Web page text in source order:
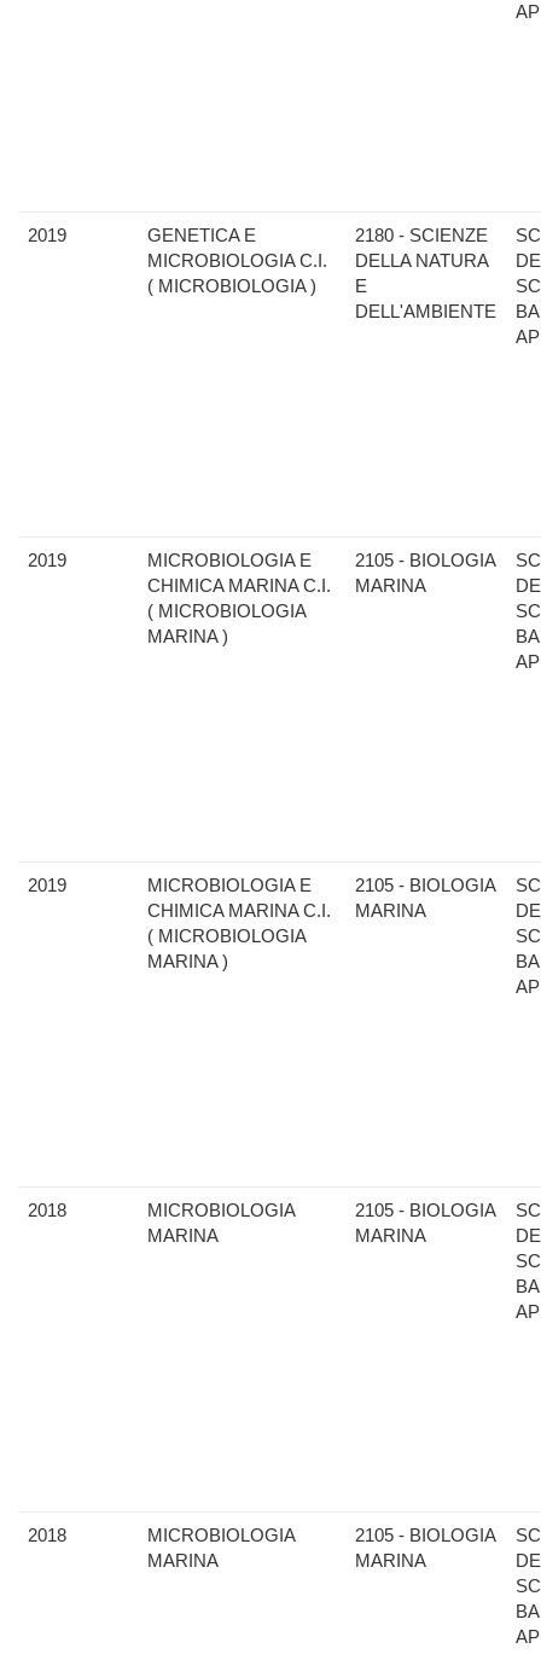
2019
GENETICA E
MICROBIOLOGIA C.I.
( MICROBIOLOGIA )
2180 - SCIENZE
DELLA NATURA
E
DELL'AMBIENTE
2019
MICROBIOLOGIA E
CHIMICA MARINA C.I.
( MICROBIOLOGIA
MARINA )
2105 - BIOLOGIA
MARINA
2019
MICROBIOLOGIA E
CHIMICA MARINA C.I.
( MICROBIOLOGIA
MARINA )
2105 - BIOLOGIA
MARINA
2018
MICROBIOLOGIA
MARINA
2105 - BIOLOGIA
MARINA
2018
MICROBIOLOGIA
MARINA
2105 - BIOLOGIA
MARINA